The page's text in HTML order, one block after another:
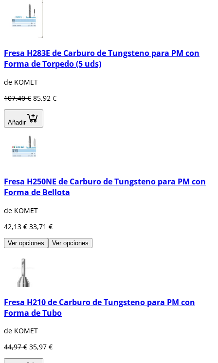
Fresa H283E de Carburo de Tungsteno para PM con
Forma de Torpedo (5 uds)
de KOMET
107,40 € 85,92 €
Añadir
Fresa H250NE de Carburo de Tungsteno para PM con
Forma de Bellota
de KOMET
42,13 € 33,71 €
Ver opciones Ver opciones
Fresa H210 de Carburo de Tungsteno para PM con
Forma de Tubo
de KOMET
44,97 € 35,97 €